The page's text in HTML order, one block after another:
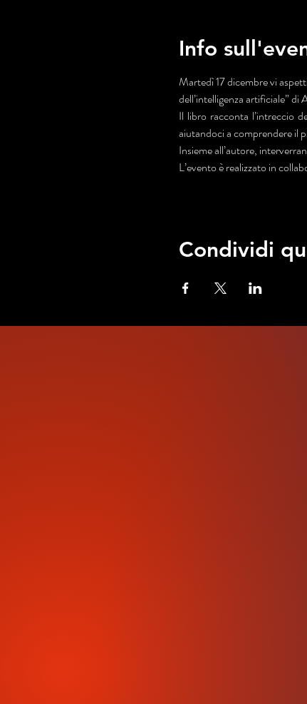
Info
Martedì 17 dicembre vi
dell’intelligenza artificiale”
Il libro racconta l’intreccio
aiutandoci a comprendere il
Insieme all’autore,
L’evento è realizzato in
Condividi